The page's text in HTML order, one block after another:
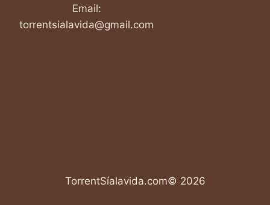
Email:
torrentsialavida@gmail.com
TorrentSíalavida.com© 2026